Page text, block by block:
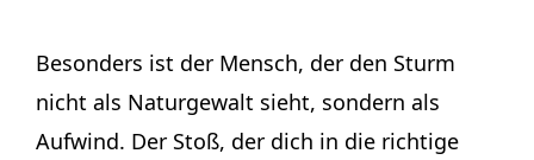
Besonders ist der Mensch, der den Sturm
nicht als Naturgewalt sieht, sondern als
Aufwind. Der Stoß, der dich in die richtige